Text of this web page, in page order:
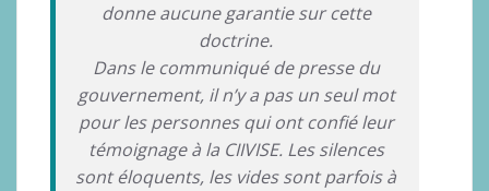
donne aucune garantie sur cette
doctrine.
Dans le communiqué de presse du
gouvernement, il n’y a pas un seul mot
pour les personnes qui ont confié leur
témoignage à la CIIVISE. Les silences
sont éloquents, les vides sont parfois à